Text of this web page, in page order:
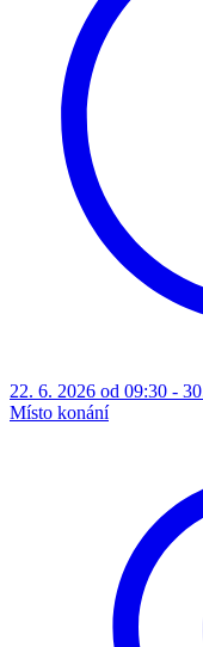
22. 6. 2026 od 09:30 -
Místo konání